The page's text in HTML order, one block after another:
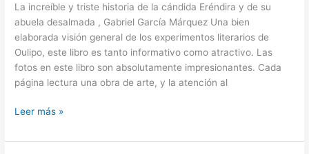
La increíble y triste historia de la cándida Eréndira y de su
abuela desalmada , Gabriel García Márquez Una bien
elaborada visión general de los experimentos literarios de
Oulipo, este libro es tanto informativo como atractivo. Las
fotos en este libro son absolutamente impresionantes. Cada
página lectura una obra de arte, y la atención al
la
cándida
Eréndira
y
de
su
desalmada
eBooks
Leer más »